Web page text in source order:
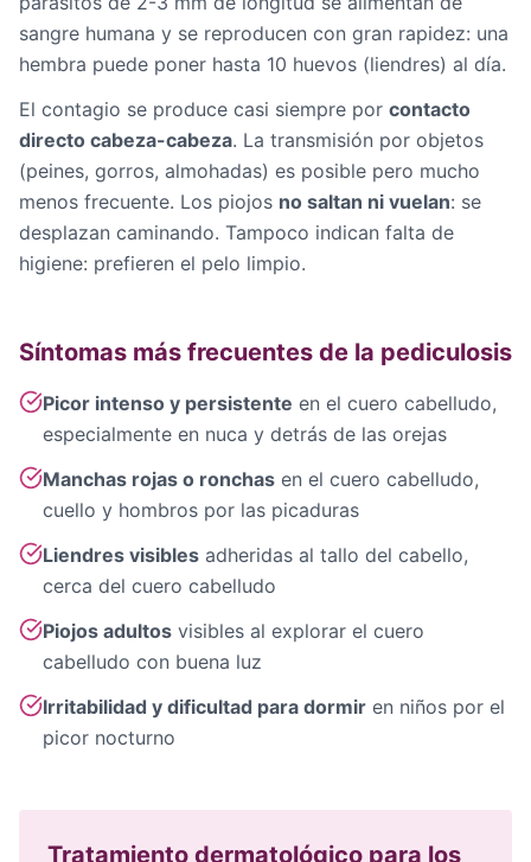
sangre humana y se reproducen con gran rapidez: una
hembra puede poner hasta 10 huevos (liendres) al día.
El contagio se produce casi siempre por contacto
directo cabeza-cabeza. La transmisión por objetos
(peines, gorros, almohadas) es posible pero mucho
menos frecuente. Los piojos no saltan ni vuelan: se
desplazan caminando. Tampoco indican falta de
higiene: prefieren el pelo limpio.
Síntomas más frecuentes de la pediculosis
Picor intenso y persistente en el cuero cabelludo,
especialmente en nuca y detrás de las orejas
Manchas rojas o ronchas en el cuero cabelludo,
cuello y hombros por las picaduras
Liendres visibles adheridas al tallo del cabello,
cerca del cuero cabelludo
Piojos adultos visibles al explorar el cuero
cabelludo con buena luz
Irritabilidad y dificultad para dormir en niños por el
picor nocturno
Tratamiento dermatológico para los